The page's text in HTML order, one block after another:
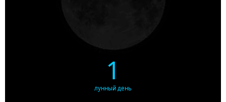
1
лунный день